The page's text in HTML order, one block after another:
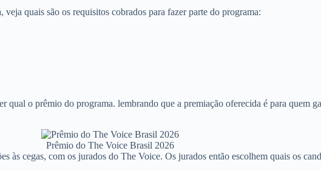
quais são os requisitos cobrados para fazer parte do programa:
qual o prêmio do programa. lembrando que a premiação oferecida é para quem
Prêmio do The Voice Brasil 2026
às cegas, com os jurados do The Voice. Os jurados então escolhem quais os